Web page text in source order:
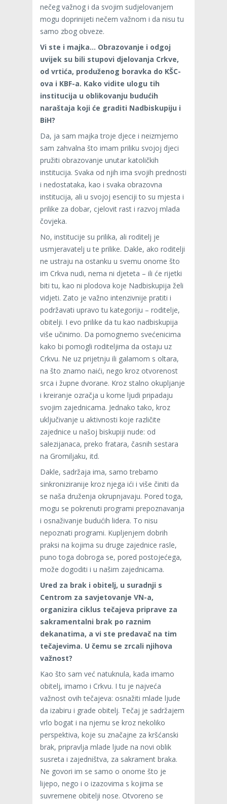
nečeg važnog i da svojim sudjelovanjem
mogu doprinijeti nečem važnom i da nisu tu
samo zbog obveze.
Vi ste i majka… Obrazovanje i odgoj
uvijek su bili stupovi djelovanja Crkve,
od vrtića, produženog boravka do KŠC-
ova i KBF-a. Kako vidite ulogu tih
institucija u oblikovanju budućih
naraštaja koji će graditi Nadbiskupiju i
BiH?
Da, ja sam majka troje djece i neizmjerno
sam zahvalna što imam priliku svojoj djeci
pružiti obrazovanje unutar katoličkih
institucija. Svaka od njih ima svojih prednosti
i nedostataka, kao i svaka obrazovna
institucija, ali u svojoj esenciji to su mjesta i
prilike za dobar, cjelovit rast i razvoj mlada
čovjeka.
No, institucije su prilika, ali roditelj je
usmjeravatelj u te prilike. Dakle, ako roditelji
ne ustraju na ostanku u svemu onome što
im Crkva nudi, nema ni djeteta – ili će rijetki
biti tu, kao ni plodova koje Nadbiskupija želi
vidjeti. Zato je važno intenzivnije pratiti i
podržavati upravo tu kategoriju – roditelje,
obitelji. I evo prilike da tu kao nadbiskupija
više učinimo. Da pomognemo svećenicima
kako bi pomogli roditeljima da ostaju uz
Crkvu. Ne uz prijetnju ili galamom s oltara,
na što znamo naići, nego kroz otvorenost
srca i župne dvorane. Kroz stalno okupljanje
i kreiranje ozračja u kome ljudi pripadaju
svojim zajednicama. Jednako tako, kroz
uključivanje u aktivnosti koje različite
zajednice u našoj biskupiji nude: od
salezijanaca, preko fratara, časnih sestara
na Gromiljaku, itd.
Dakle, sadržaja ima, samo trebamo
sinkroniziranije kroz njega ići i više činiti da
se naša druženja okrupnjavaju. Pored toga,
mogu se pokrenuti programi prepoznavanja
i osnaživanje budućih lidera. To nisu
nepoznati programi. Kupljenjem dobrih
praksi na kojima su druge zajednice rasle,
puno toga dobroga se, pored postojećega,
može dogoditi i u našim zajednicama.
Ured za brak i obitelj, u suradnji s
Centrom za savjetovanje VN-a,
organizira ciklus tečajeva priprave za
sakramentalni brak po raznim
dekanatima, a vi ste predavač na tim
tečajevima. U čemu se zrcali njihova
važnost?
Kao što sam već natuknula, kada imamo
obitelj, imamo i Crkvu. I tu je najveća
važnost ovih tečajeva: osnažiti mlade ljude
da izabiru i grade obitelj. Tečaj je sadržajem
vrlo bogat i na njemu se kroz nekoliko
perspektiva, koje su značajne za kršćanski
brak, pripravlja mlade ljude na novi oblik
susreta i zajedništva, za sakrament braka.
Ne govori im se samo o onome što je
lijepo, nego i o izazovima s kojima se
suvremene obitelji nose. Otvoreno se